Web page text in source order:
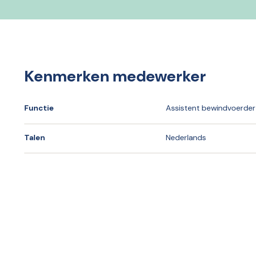
Kenmerken medewerker
Functie Assistent bewindvoerder
Talen Nederlands